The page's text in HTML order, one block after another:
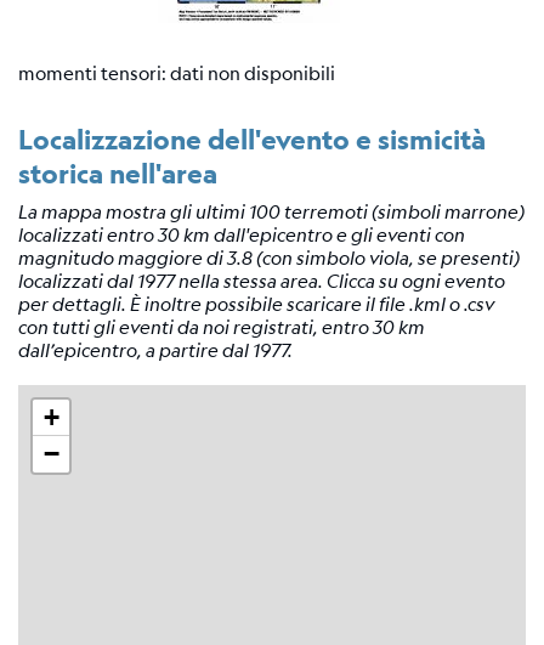
momenti tensori: dati non disponibili
Localizzazione dell'evento e sismicità
storica nell'area
La mappa mostra gli ultimi 100 terremoti (simboli marrone)
localizzati entro 30 km dall'epicentro e gli eventi con
magnitudo maggiore di 3.8 (con simbolo viola, se presenti)
localizzati dal 1977 nella stessa area. Clicca su ogni evento
per dettagli. È inoltre possibile scaricare il file .kml o .csv
con tutti gli eventi da noi registrati, entro 30 km
dall’epicentro, a partire dal 1977.
+
−